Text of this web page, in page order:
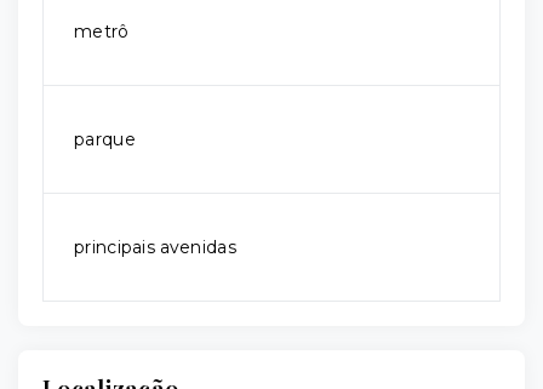
metrô
parque
principais avenidas